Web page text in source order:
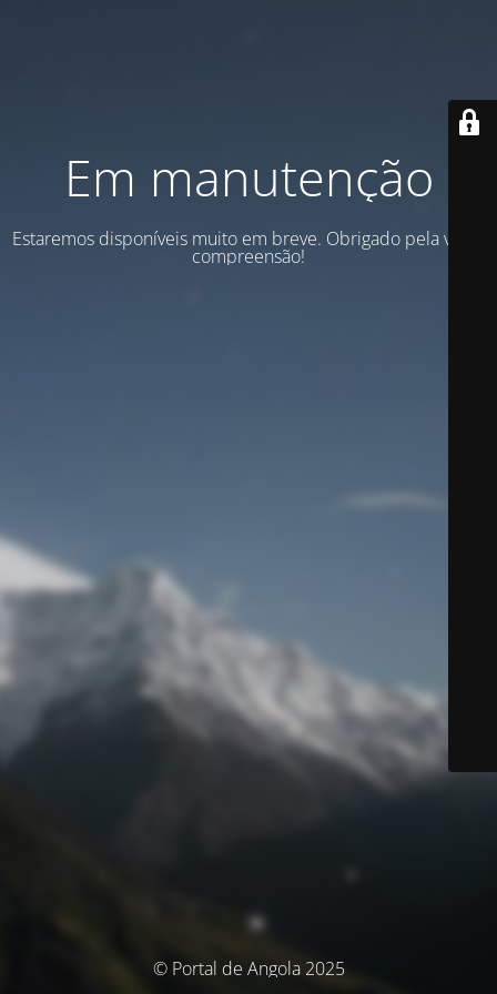
Em manutenção
Estaremos disponíveis muito em breve. Obrigado pela vossa
compreensão!
© Portal de Angola 2025